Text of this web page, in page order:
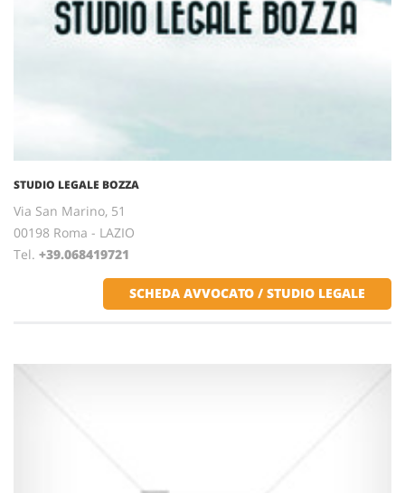
STUDIO LEGALE BOZZA
Via San Marino, 51
00198 Roma - LAZIO
Tel. +39.068419721
SCHEDA AVVOCATO / STUDIO LEGALE